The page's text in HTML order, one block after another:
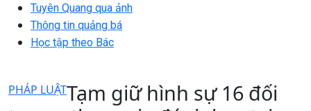
Tuyên Quang qua ảnh
Thông tin quảng bá
Học tập theo Bác
PHÁP LUẬTTạm giữ hình sự 16 đối